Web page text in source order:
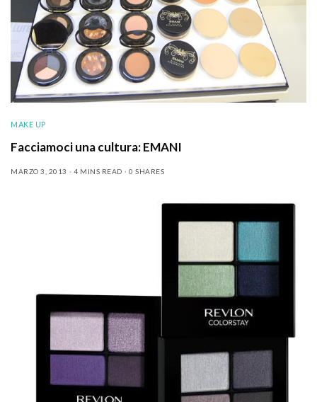
MAKE UP
Facciamoci una cultura: EMANI
MARZO 3, 2013 4 MINS READ 0 SHARES